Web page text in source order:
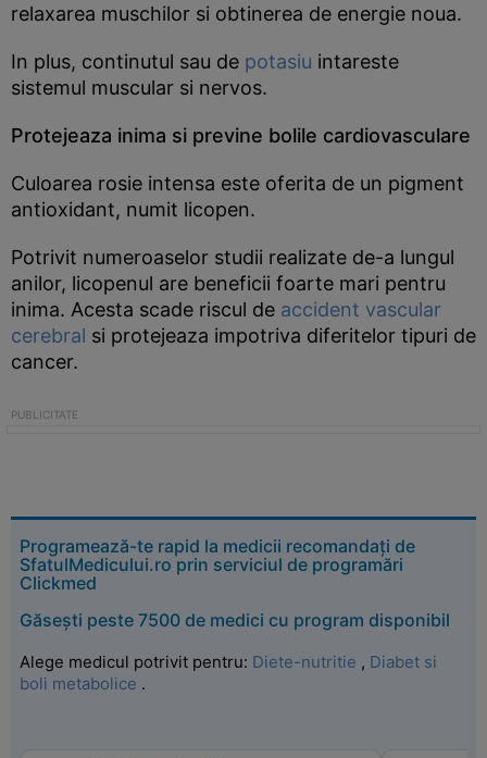
relaxarea muschilor si obtinerea de energie noua.
In plus, continutul sau de potasiu intareste
sistemul muscular si nervos.
Protejeaza inima si previne bolile cardiovasculare
Culoarea rosie intensa este oferita de un pigment
antioxidant, numit licopen.
Potrivit numeroaselor studii realizate de-a lungul
anilor, licopenul are beneficii foarte mari pentru
inima. Acesta scade riscul de accident vascular
cerebral si protejeaza impotriva diferitelor tipuri de
cancer.
Programează-te rapid la medicii recomandați de
SfatulMedicului.ro prin serviciul de programări
Clickmed
Găsești peste 7500 de medici cu program disponibil
Alege medicul potrivit pentru: Diete-nutritie , Diabet si
boli metabolice .